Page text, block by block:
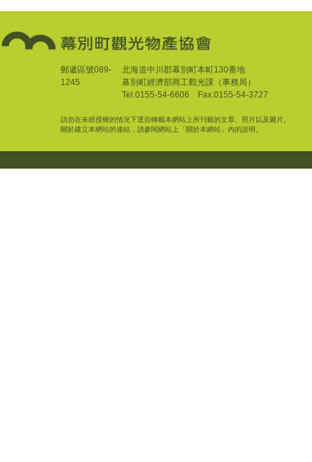
郵遞區號089-
1245
北海道中川郡幕別町本町130番地
幕別町經濟部商工觀光課（事務局）
Tel.0155-54-6606 Fax.0155-54-3727
請勿在未經授權的情況下逕自轉載本網站上所刊載的文章、照片以及圖片。
關於建立本網站的連結，請參閱網站上「關於本網站」內的說明。